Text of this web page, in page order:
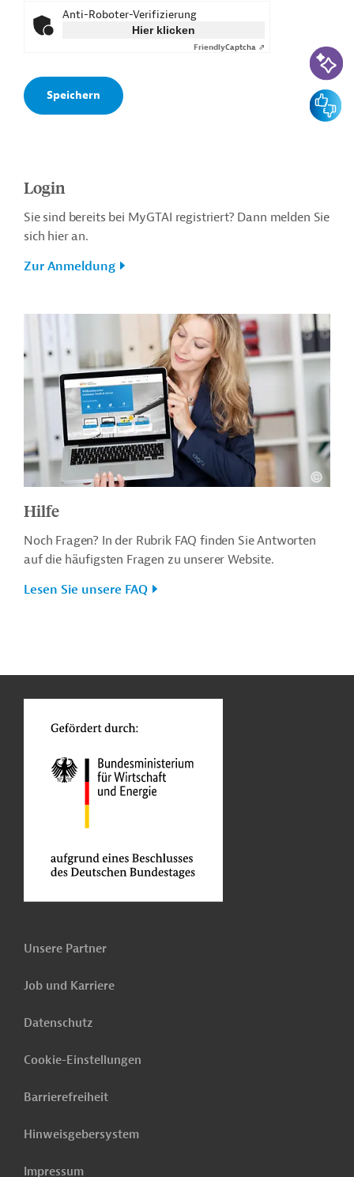
Anti-Roboter-Verifizierung
Hier klicken
FriendlyCaptcha ⇗
Login
Sie sind bereits bei MyGTAI registriert? Dann melden Sie
sich hier an.
Zur Anmeldung
Hilfe
Noch Fragen? In der Rubrik FAQ finden Sie Antworten
auf die häufigsten Fragen zu unserer Website.
Lesen Sie unsere FAQ
Unsere Partner
Job und Karriere
Datenschutz
Cookie-Einstellungen
Barrierefreiheit
Hinweisgebersystem
Impressum
KI-